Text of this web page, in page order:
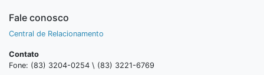
Fale conosco
Central de Relacionamento
Contato
Fone: (83) 3204-0254 \ (83) 3221-6769